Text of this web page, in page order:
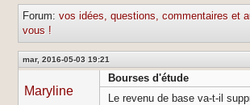
Forum: vos idées, questions, commentaires et
vous !
mar, 2016-05-03 19:21
Maryline
Bourses d'étude
Le revenu de base va-t-il